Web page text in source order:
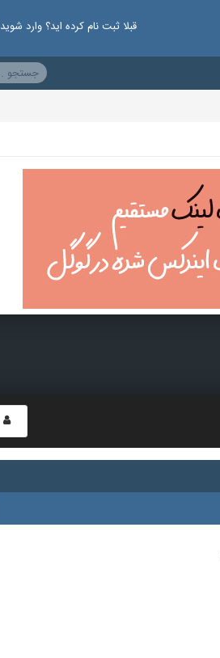
قبلا ثبت نام کرده اید؟ وارد شوید